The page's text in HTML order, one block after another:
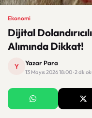
Ekonomi
Dijital
Alımında Dikkat!
Y Yazar Para
13 Mayıs 2026 18:00 · 2 dk